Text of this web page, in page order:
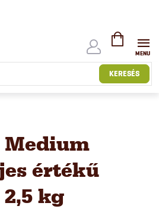
KERESÉS
KOSÁR
értékű
kg